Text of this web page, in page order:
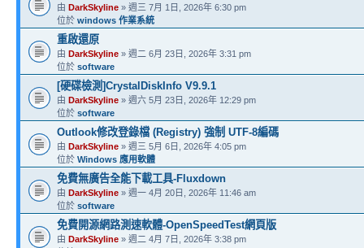
由 DarkSkyline » 週三 7月 1日, 2026年 6:30 pm
位於 windows 作業系統
重啟還原
由 DarkSkyline » 週二 6月 23日, 2026年 3:31 pm
位於 software
[硬碟檢測]CrystalDiskInfo V9.9.1
由 DarkSkyline » 週六 5月 23日, 2026年 12:29 pm
位於 software
Outlook修改登錄檔 (Registry) 強制 UTF-8編碼
由 DarkSkyline » 週三 5月 6日, 2026年 4:05 pm
位於 Windows 應用軟體
免費無廣告全能下載工具-Fluxdown
由 DarkSkyline » 週一 4月 20日, 2026年 11:46 am
位於 software
免費開源網路測速軟體-OpenSpeedTest網頁版
由 DarkSkyline » 週二 4月 7日, 2026年 3:38 pm